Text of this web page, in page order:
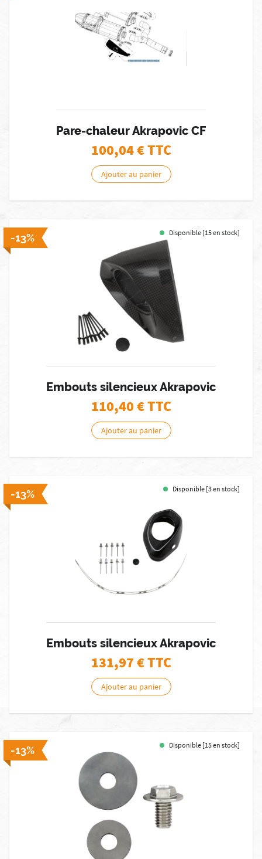
Pare-chaleur Akrapovic CF
100,04€ TTC
Ajouter au panier
-13% Disponible [15 en stock]
Embouts silencieux Akrapovic
110,40€ TTC
Ajouter au panier
-13% Disponible [3 en stock]
Embouts silencieux Akrapovic
131,97€ TTC
Ajouter au panier
-13% Disponible [15 en stock]